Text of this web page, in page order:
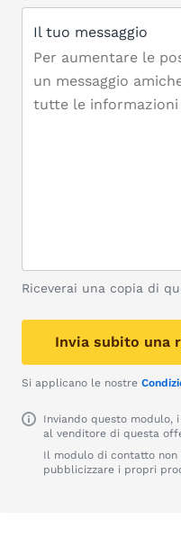
Il tuo messaggio
Riceverai una copia di
Invia subito una
Si applicano le nostre
Inviando questo
al venditore di questa
Il modulo di contatto
pubblicizzare i propri